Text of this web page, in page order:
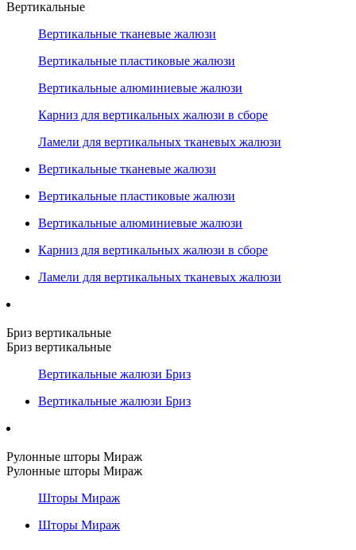
Вертикальные
Вертикальные тканевые жалюзи
Вертикальные пластиковые жалюзи
Вертикальные алюминиевые жалюзи
Карниз для вертикальных жалюзи в сборе
Ламели для вертикальных тканевых жалюзи
Вертикальные тканевые жалюзи
Вертикальные пластиковые жалюзи
Вертикальные алюминиевые жалюзи
Карниз для вертикальных жалюзи в сборе
Ламели для вертикальных тканевых жалюзи
Бриз вертикальные
Бриз вертикальные
Вертикальные жалюзи Бриз
Вертикальные жалюзи Бриз
Рулонные шторы Мираж
Рулонные шторы Мираж
Шторы Мираж
Шторы Мираж